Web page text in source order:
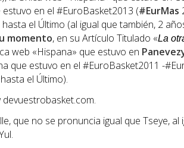
en el #EuroBasket2013 (#EurMas
hasta el Último (al igual que también, 2
momento, en su Artículo Titulado «La
web «Hispana» que estuvo en
que estuvo en el #EuroBasket2011 -
el Último).
devuestrobasket.com.
que no se pronuncia igual que Tseye, al